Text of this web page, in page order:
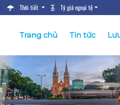
Thời tiết Tỷ giá ngoại tệ
Trang chủ Tin tức